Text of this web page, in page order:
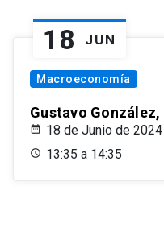
18 JUN
Macroeconomía
Gustavo
18 de Junio de 2024
13:35 a 14:35